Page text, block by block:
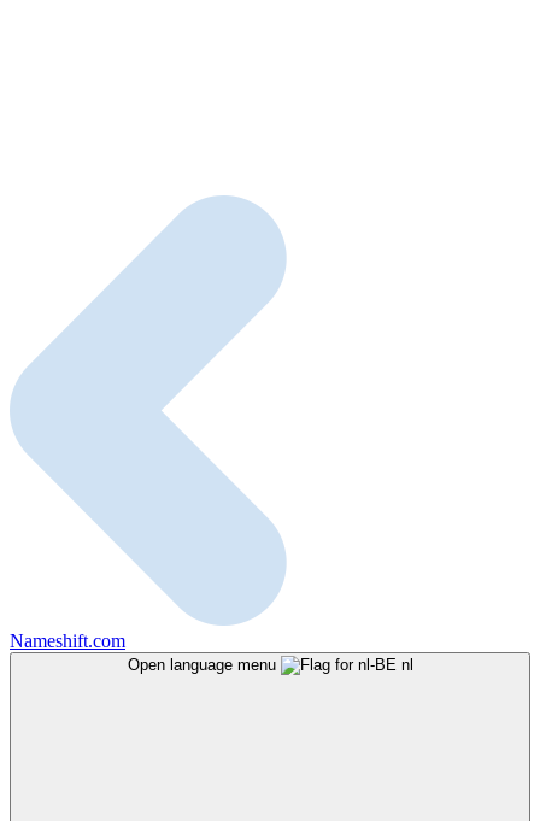
Nameshift.com
Open language menu nl